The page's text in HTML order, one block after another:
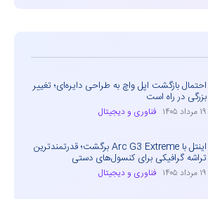
احتمال بازگشت اپل واچ به طراحی دایره‌ای؛ تغییر
بزرگی در راه است
۱۹ مرداد ۱۴۰۵ فناوری و دیجیتال
اینتل با Arc G3 Extreme برگشت؛ قدرتمندترین
تراشه گرافیکی برای کنسول‌های دستی
۱۹ مرداد ۱۴۰۵ فناوری و دیجیتال